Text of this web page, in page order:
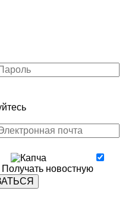
Получать новостную